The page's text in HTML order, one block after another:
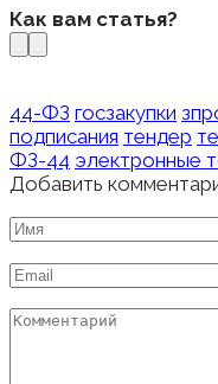
Как вам статья?
44-ФЗ госзакупки
подписания тендер
ФЗ-44 электронные
Добавить
Имя
*
Email
*
Комментарий